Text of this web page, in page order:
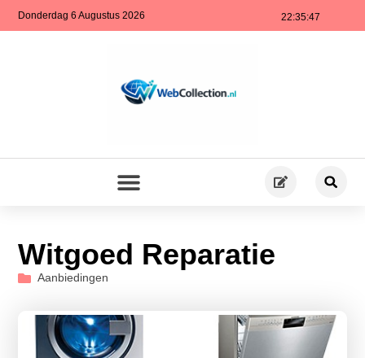
22:35:48
Donderdag 6 Augustus 2026
Witgoed Reparatie
Aanbiedingen